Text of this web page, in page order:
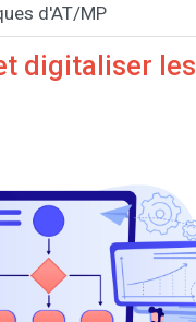
d'AT/MP
digitaliser les